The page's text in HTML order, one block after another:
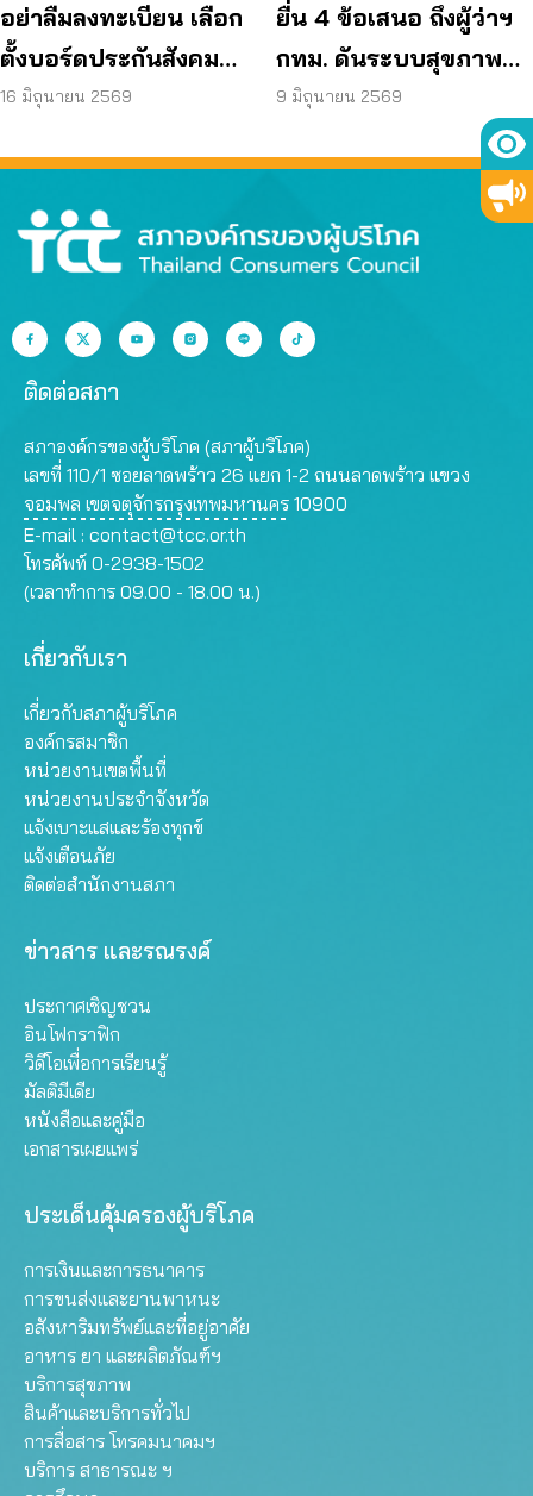
อย่าลืมลงทะเบียน เลือก
ตั้งบอร์ดประกันสังคม
ก่อน 15 ก.ค. แล้วเตรียม
16 มิถุนายน 2569
ยื่น 4 ข้อเสนอ ถึงผู้ว่าฯ
กทม. ดันระบบสุขภาพ
คนกรุงไร้รอยต่อ
9 มิถุนายน 2569
ติดต่อสภา
สภาองค์กรของผู้บริโภค (สภาผู้บริโภค)
เลขที่ 110/1 ซอยลาดพร้าว 26 แยก 1-2 ถนนลาดพร้าว แขวง
จอมพล เขตจตุจักรกรุงเทพมหานคร 10900
E-mail : contact@tcc.or.th
โทรศัพท์ 0-2938-1502
(เวลาทำการ 09.00 - 18.00 น.)
เกี่ยวกับเรา
เกี่ยวกับสภาผู้บริโภค
องค์กรสมาชิก
หน่วยงานเขตพื้นที่
หน่วยงานประจำจังหวัด
แจ้งเบาะแสและร้องทุกข์
แจ้งเตือนภัย
ติดต่อสำนักงานสภา
ข่าวสาร และรณรงค์
ประกาศเชิญชวน
อินโฟกราฟิก
วิดีโอเพื่อการเรียนรู้
มัลติมีเดีย
หนังสือและคู่มือ
เอกสารเผยแพร่
ประเด็นคุ้มครองผู้บริโภค
การเงินและการธนาคาร
การขนส่งและยานพาหนะ
อสังหาริมทรัพย์และที่อยู่อาศัย
อาหาร ยา และผลิตภัณฑ์ฯ
บริการสุขภาพ
สินค้าและบริการทั่วไป
การสื่อสาร โทรคมนาคมฯ
บริการ สาธารณะ ฯ